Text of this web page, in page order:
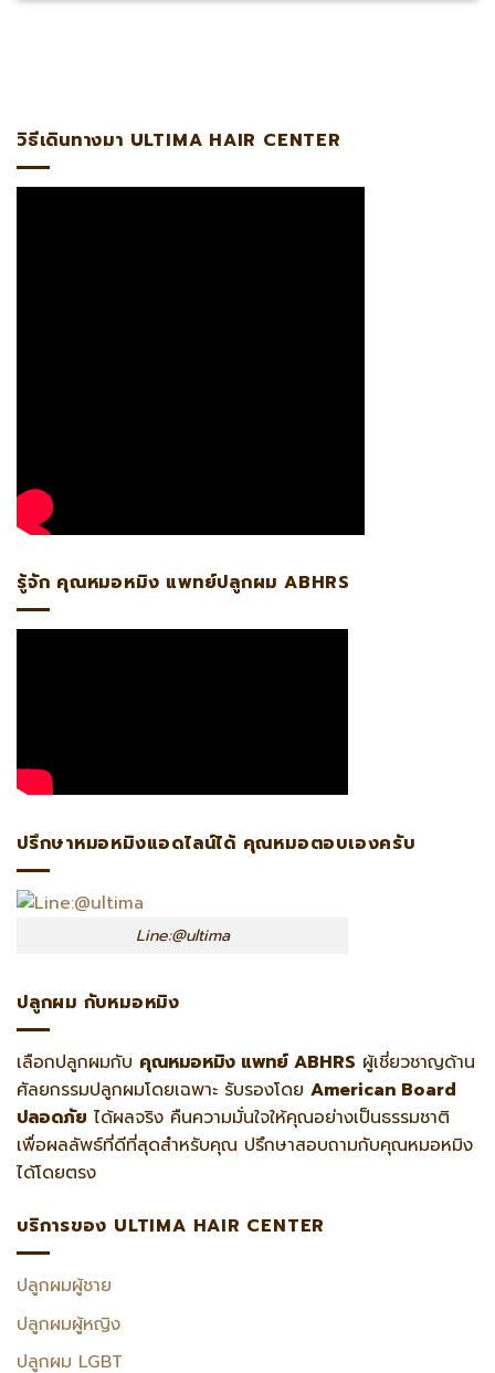
วิธีเดินทางมา ULTIMA HAIR CENTER
รู้จัก คุณหมอหมิง แพทย์ปลูกผม ABHRS
ปรึกษาหมอหมิงแอดไลน์ได้ คุณหมอตอบเองครับ
Line:@ultima
ปลูกผม กับหมอหมิง
เลือกปลูกผมกับ คุณหมอหมิง แพทย์ ABHRS ผู้เชี่ยวชาญด้าน
ศัลยกรรมปลูกผมโดยเฉพาะ รับรองโดย American Board
ปลอดภัย ได้ผลจริง คืนความมั่นใจให้คุณอย่างเป็นธรรมชาติ
เพื่อผลลัพธ์ที่ดีที่สุดสำหรับคุณ ปรึกษาสอบถามกับคุณหมอหมิง
ได้โดยตรง
บริการของ ULTIMA HAIR CENTER
ปลูกผมผู้ชาย
ปลูกผมผู้หญิง
ปลูกผม LGBT